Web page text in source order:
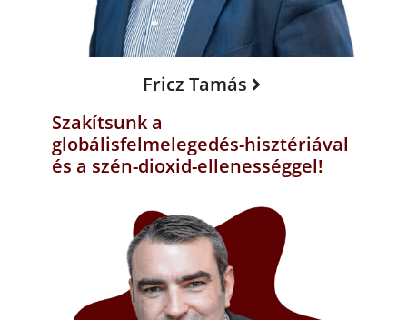
Fricz Tamás
Szakítsunk a
globálisfelmelegedés-hisztériával
és a szén-dioxid-ellenességgel!